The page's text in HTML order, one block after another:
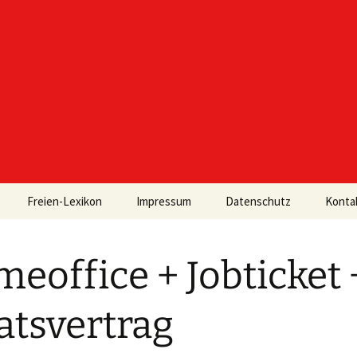
Freien-Lexikon Impressum Datenschutz
+ Jobticket